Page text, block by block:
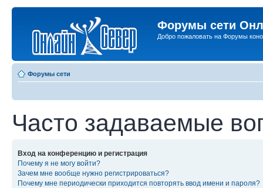
Форумы сети
Добро пожаловать на Форумы
Форумы сети
Часто задаваемые
Вход на конференцию и регистрация
Почему я не могу войти?
Зачем мне вообще нужно регистрироваться?
Почему мне периодически приходится повторять ввод имени и пароля?